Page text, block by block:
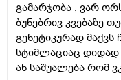
გამარჯობა , ვარ
ბუნებრივ კვებაზე
გენეტიკურად მაქვს
სტიმლაციაც დიდად
ან საშუალება რომ